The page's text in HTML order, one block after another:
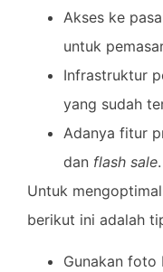
Akses ke
untuk
Infrastruktur
yang sudah
Adanya fitur
dan flash sale.
Untuk
berikut ini adalah
Gunakan foto